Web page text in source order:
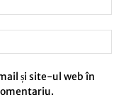
și site-ul web în